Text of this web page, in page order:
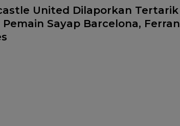
United Dilaporkan Tertarik
Pemain Sayap Barcelona, Ferran